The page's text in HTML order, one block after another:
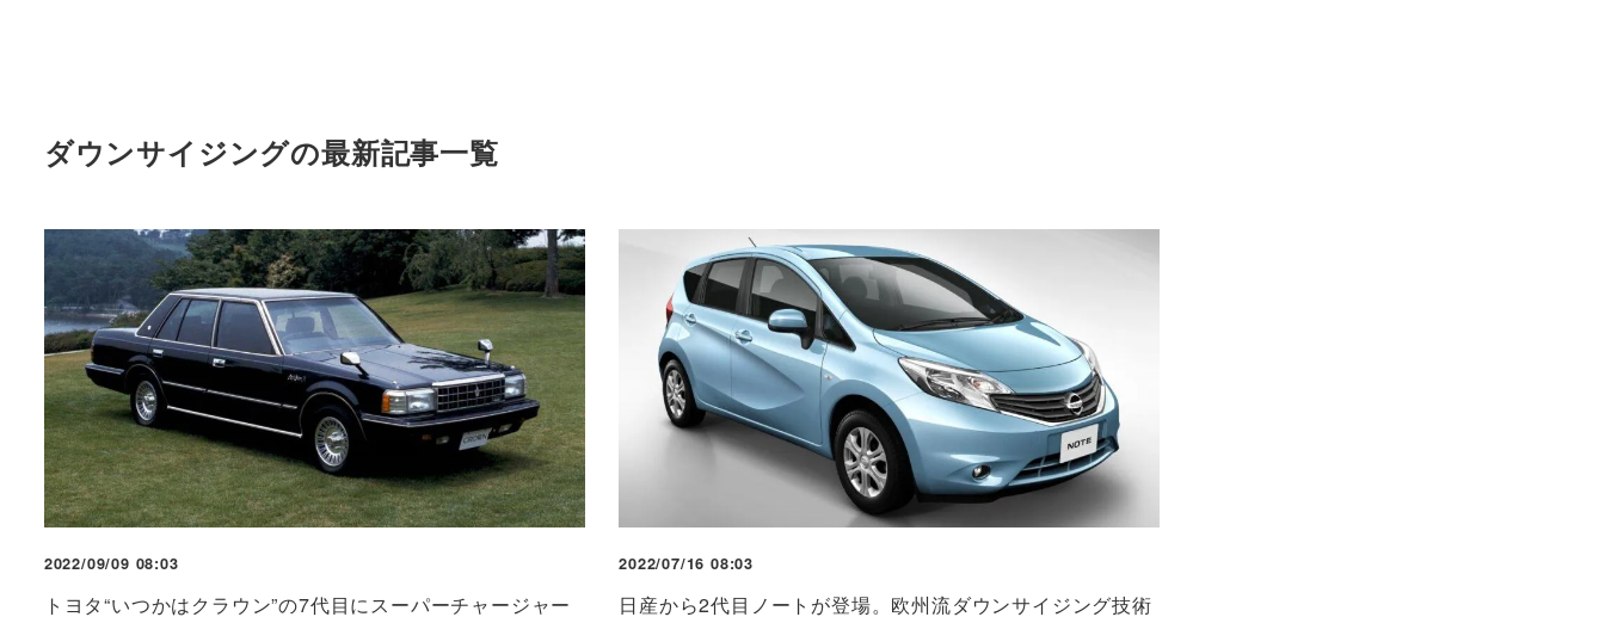
ダウンサイジングの最新記事一覧
2022/09/09 08:03
トヨタ“いつかはクラウン”の7代目にスーパーチャージャー
2022/07/16 08:03
日産から2代目ノートが登場。欧州流ダウンサイジング技術